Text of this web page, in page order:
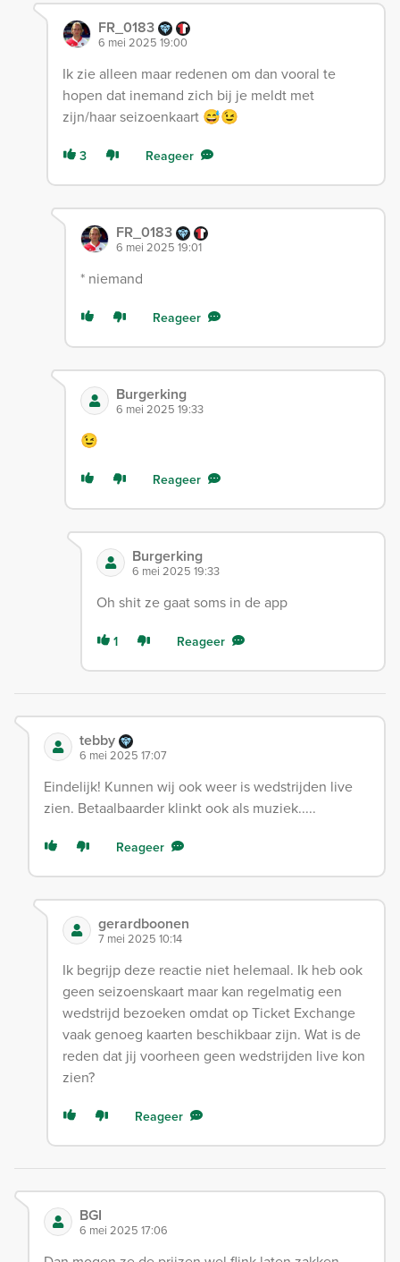
FR_0183
6 mei 2025 19:00
Ik zie alleen maar redenen om dan vooral te
hopen dat inemand zich bij je meldt met
zijn/haar seizoenkaart 😅😉
3 Reageer
FR_0183
6 mei 2025 19:01
* niemand
Reageer
Burgerking
6 mei 2025 19:33
😉
Reageer
Burgerking
6 mei 2025 19:33
Oh shit ze gaat soms in de app
1 Reageer
tebby
6 mei 2025 17:07
Eindelijk! Kunnen wij ook weer is wedstrijden live
zien. Betaalbaarder klinkt ook als muziek.....
Reageer
gerardboonen
7 mei 2025 10:14
Ik begrijp deze reactie niet helemaal. Ik heb ook
geen seizoenskaart maar kan regelmatig een
wedstrijd bezoeken omdat op Ticket Exchange
vaak genoeg kaarten beschikbaar zijn. Wat is de
reden dat jij voorheen geen wedstrijden live kon
zien?
Reageer
BGI
6 mei 2025 17:06